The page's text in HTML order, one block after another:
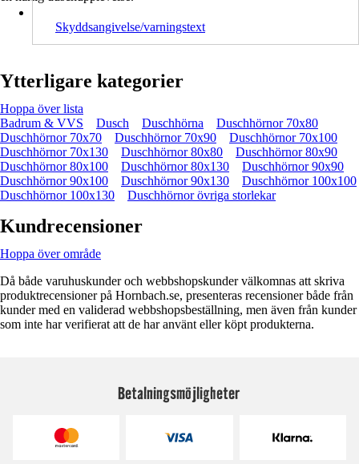
Skyddsangivelse/varningstext
Ytterligare kategorier
Hoppa över lista
Badrum & VVS
Dusch Duschhörna
Duschhörnor 70x80
Duschhörnor 70x70
Duschhörnor 70x90
Duschhörnor 70x100
Duschhörnor 70x130
Duschhörnor 80x80
Duschhörnor 80x90
Duschhörnor 80x100
Duschhörnor 80x130
Duschhörnor 90x90
Duschhörnor 90x100
Duschhörnor 90x130
Duschhörnor 100x100
Duschhörnor 100x130
Duschhörnor övriga storlekar
Kundrecensioner
Hoppa över område
Då både varuhuskunder och webbshopskunder välkomnas att skriva
produktrecensioner på Hornbach.se, presenteras recensioner både från
kunder med en validerad webbshopsbeställning, men även från kunder
som inte har verifierat att de har använt eller köpt produkterna.
Betalningsmöjligheter